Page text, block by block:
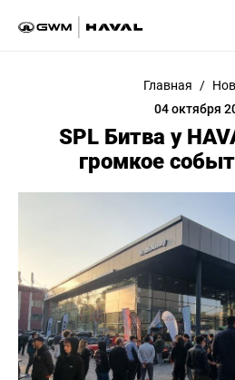
Главная /
04 октября
SPL Битва у
громкое